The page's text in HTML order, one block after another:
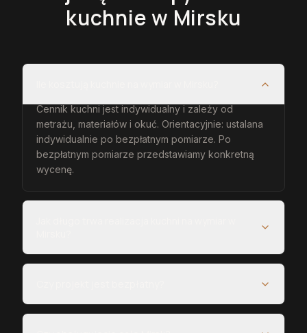
kuchniew Mirsku
Cennik kuchni jest indywidualny i zależy od
metrażu, materiałów i okuć. Orientacyjnie: ustalana
indywidualnie po bezpłatnym pomiarze. Po
bezpłatnym pomiarze przedstawiamy konkretną
wycenę.